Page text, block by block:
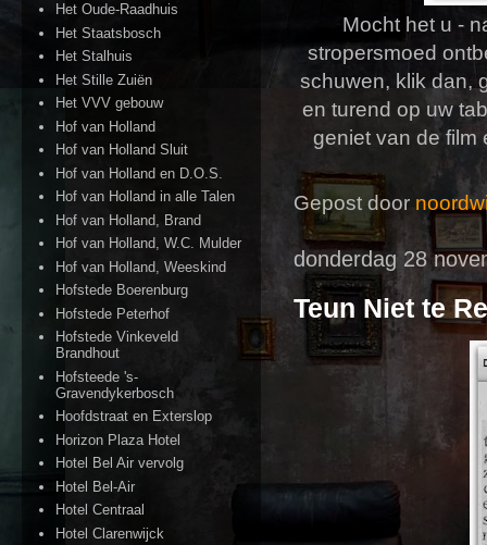
Mocht het u -
stropersmoed
schuwen, klik dan,
en turend op uw
geniet van de film
Gepost door
donderdag 28
Teun Niet te
Het Oude-Raadhuis
Het Staatsbosch
Het Stalhuis
Het Stille Zuiën
Het VVV gebouw
Hof van Holland
Hof van Holland Sluit
Hof van Holland en D.O.S.
Hof van Holland in alle Talen
Hof van Holland, Brand
Hof van Holland, W.C. Mulder
Hof van Holland, Weeskind
Hofstede Boerenburg
Hofstede Peterhof
Hofstede Vinkeveld
Brandhout
Hofsteede 's-
Gravendykerbosch
Hoofdstraat en Exterslop
Horizon Plaza Hotel
Hotel Bel Air vervolg
Hotel Bel-Air
Hotel Centraal
Hotel Clarenwijck